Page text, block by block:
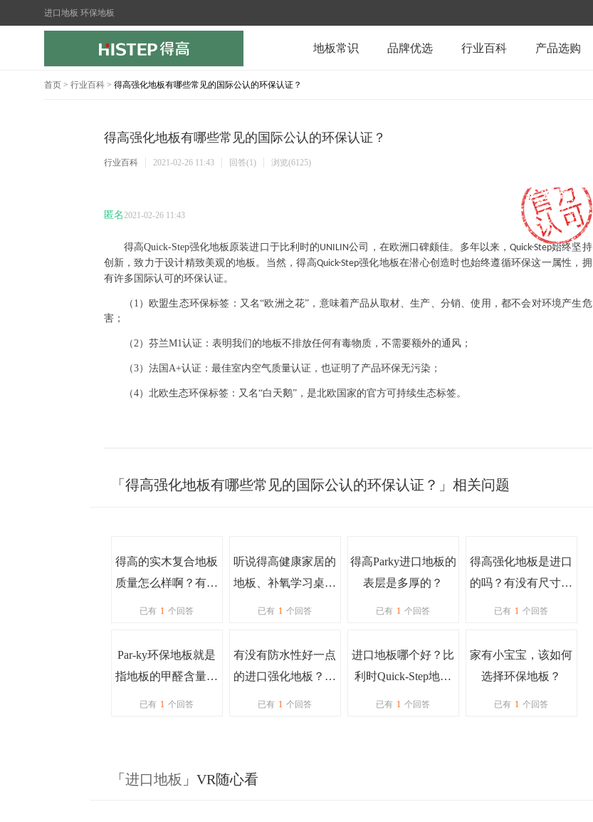
进口地板 环保地板
地板常识 品牌优选 行业百科 产品选购
首页 > 行业百科 > 得高强化地板有哪些常见的国际公认的环保认证？
得高强化地板有哪些常见的国际公认的环保认证？
行业百科 2021-02-26 11:43 回答(1) 浏览(6125)
匿名2021-02-26 11:43
得高Quick-Step强化地板原装进口于比利时的UNILIN公司，在欧洲口碑颇佳。多年以来，Quick-Step始终坚持
创新，致力于设计精致美观的地板。当然，得高Quick-Step强化地板在潜心创造时也始终遵循环保这一属性，拥
有许多国际认可的环保认证。
（1） 欧盟生态环保标签：又名“欧洲之花”，意味着产品从取材、生产、分销、使用，都不会对环境产生危
害；
（2） 芬兰M1认证：表明我们的地板不排放任何有毒物质，不需要额外的通风；
（3） 法国 A+认证：最佳室内空气质量认证，也证明了产品环保无污染；
（4） 北欧生态环保标签：又名“白天鹅”，是北欧国家的官方可持续生态标签。
「得高强化地板有哪些常见的国际公认的环保认证？」相关问题
得高的实木复合地板
质量怎么样啊？有没
有装过的
已有 1 个回答
听说得高健康家居的
地板、补氧学习桌都
还挺好，最近有什么
已有 1 个回答
得高Parky进口地板的
表层是多厚的？
已有 1 个回答
得高强化地板是进口
的吗？有没有尺寸大
一点的板子
已有 1 个回答
Par-ky环保地板就是
指地板的甲醛含量低
吗？
已有 1 个回答
有没有防水性好一点
的进口强化地板？拖
地的时候总是习惯性
已有 1 个回答
进口地板哪个好？比
利时Quick-Step地板
怎么样？容易打理
已有 1 个回答
家有小宝宝，该如何
选择环保地板？
已有 1 个回答
「 进口地板 」VR随心看